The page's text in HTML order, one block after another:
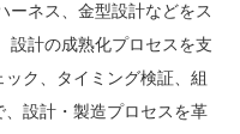
ーネス、金型設計などをス
設計の成熟化プロセスを支
ク、タイミング検証、組
設計・製造プロセスを革